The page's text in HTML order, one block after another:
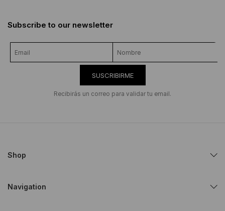
Subscribe to our newsletter
SUSCRIBIRME
Recibirás un correo para validar tu email.
Shop
Navigation